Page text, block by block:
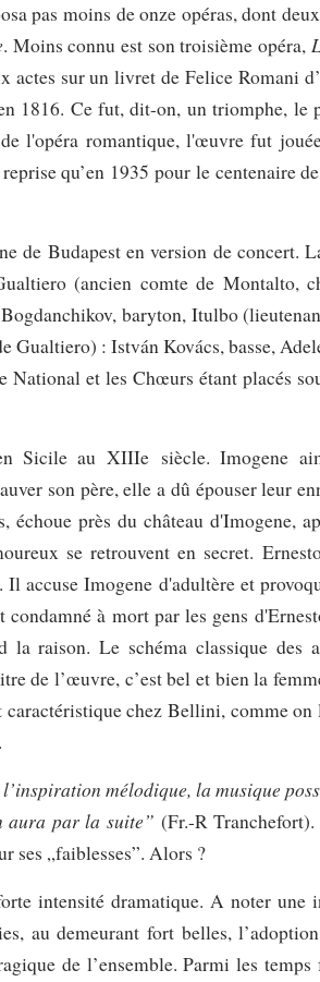
pas moins de onze opéras, dont
. Moins connu est son troisième opéra,
actes sur un livret deFelice Romani
1816. Ce fut, dit-on, un triomphe, le
l'opéra romantique, l'œuvre fut
qu’en 1935 pour le centenaire
de Budapest en version de concert.
(ancien comte de Montalto,
baryton, Itulbo
Gualtiero) : István Kovács, basse,
National et les Chœurs étant placés
Sicile au XIIIe siècle. Imogene
son père, elle a dû épouser leur
échoue près du château d'Imogene,
se retrouvent en secret.
Il accuse Imogene d'adultère et
condamné à mort par les gens
la raison. Le schéma classique des
de l’œuvre, c’est bel et bien la
chez Bellini, comme on
mélodique, la musique
aura par la suite” (Fr.-R
ses „faiblesses”. Alors ?
intensité dramatique. A noter une
au demeurant fort belles,
de l’ensemble. Parmi les